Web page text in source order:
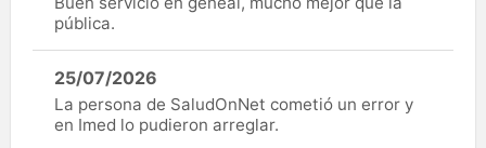
pública.
25/07/2026
La persona de SaludOnNet cometió un error y
en Imed lo pudieron arreglar.